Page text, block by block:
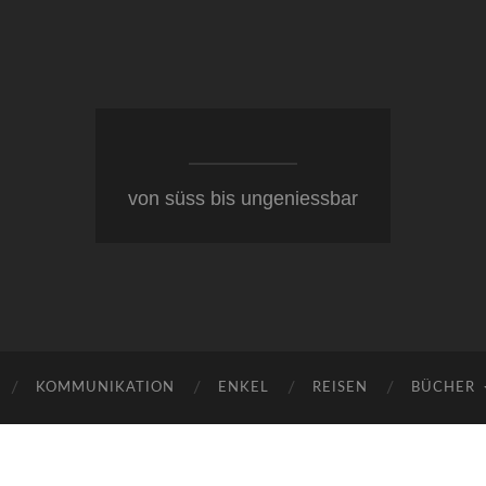
von süss bis ungeniessbar
KOMMUNIKATION ENKEL REISEN BÜCHER